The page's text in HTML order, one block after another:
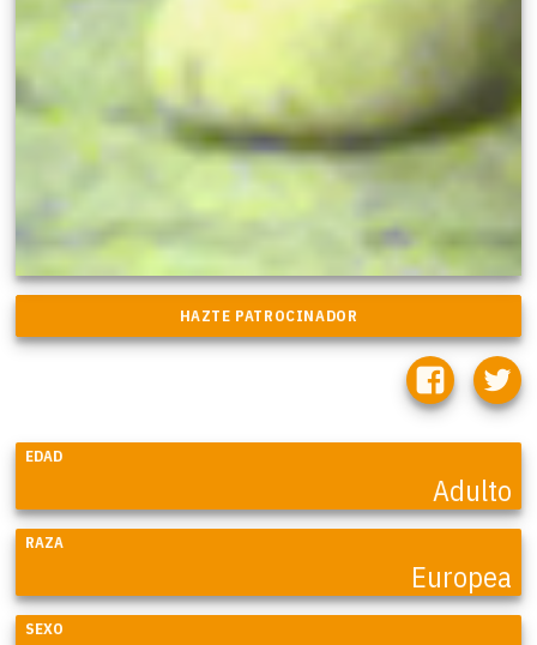
EDAD
Adulto
RAZA
Europea
SEXO